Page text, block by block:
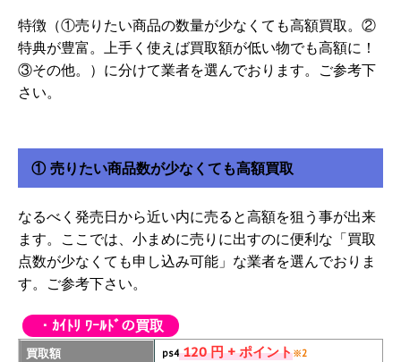
特徴（①売りたい商品の数量が少なくても高額買取。②
特典が豊富。上手く使えば買取額が低い物でも高額に！
③その他。）に分けて業者を選んでおります。ご参考下
さい。
① 売りたい商品数が少なくても高額買取
なるべく発売日から近い内に売ると高額を狙う事が出来
ます。ここでは、小まめに売りに出すのに便利な「買取
点数が少なくても申し込み可能」な業者を選んでおりま
す。ご参考下さい。
・ｶｲﾄﾘ ﾜｰﾙﾄﾞの買取
買取額 ps4120 円 + ポイント※2